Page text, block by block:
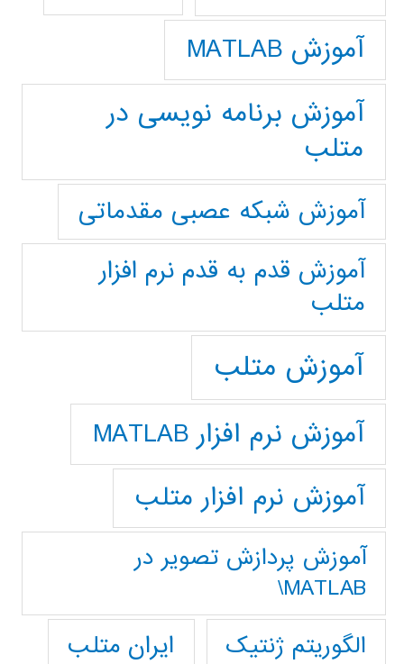
آموزش MATLAB
آموزش برنامه نویسی در
متلب
آموزش شبکه عصبی مقدماتی
آموزش قدم به قدم نرم افزار
متلب
آموزش متلب
آموزش نرم افزار MATLAB
آموزش نرم افزار متلب
آموزش پردازش تصوير در
MATLAB\
الگوریتم ژنتیک
ایران متلب